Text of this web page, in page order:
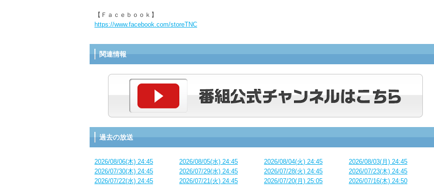
【Ｆａｃｅｂｏｏｋ】
https://www.facebook.com/storeTNC
関連情報
過去の放送
2026/08/06(木) 24:45 2026/08/05(水) 24:45 2026/08/04(火) 24:45
2026/08/03(月) 24:45
2026/07/30(木) 24:45
2026/07/29(水) 24:45 2026/07/28(火) 24:45
2026/07/23(木) 24:45
2026/07/22(水) 24:45
2026/07/21(火) 24:45 2026/07/20(月) 25:05
2026/07/16(木) 24:50